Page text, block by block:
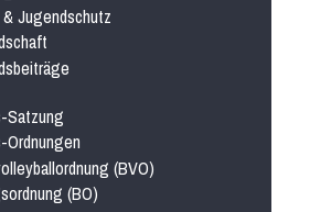
Jugendschutz
Satzung
Ordnungen
(BVO)
(BO)